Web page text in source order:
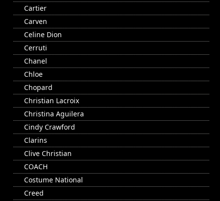
Cartier
Carven
Celine Dion
Cerruti
Chanel
Chloe
Chopard
Christian Lacroix
Christina Aguilera
Cindy Crawford
Clarins
Clive Christian
COACH
Costume National
Creed